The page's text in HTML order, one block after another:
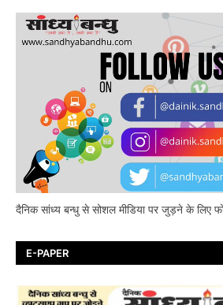
दैनिक सांध्य बन्धु से सोशल मीडिया पर जुड़ने के लिए
E-PAPER